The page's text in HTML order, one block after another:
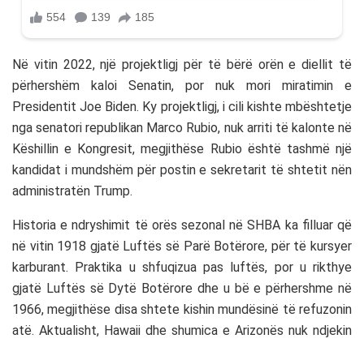
Në vitin 2022, një projektligj për të bërë orën e diellit të
përhershëm kaloi Senatin, por nuk mori miratimin e
Presidentit Joe Biden. Ky projektligj, i cili kishte mbështetje
nga senatori republikan Marco Rubio, nuk arriti të kalonte në
Këshillin e Kongresit, megjithëse Rubio është tashmë një
kandidat i mundshëm për postin e sekretarit të shtetit nën
administratën Trump.
Historia e ndryshimit të orës sezonal në SHBA ka filluar që
në vitin 1918 gjatë Luftës së Parë Botërore, për të kursyer
karburant. Praktika u shfuqizua pas luftës, por u rikthye
gjatë Luftës së Dytë Botërore dhe u bë e përhershme në
1966, megjithëse disa shtete kishin mundësinë të refuzonin
atë. Aktualisht, Hawaii dhe shumica e Arizonës nuk ndjekin